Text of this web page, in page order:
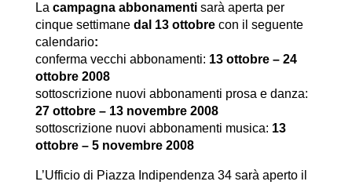
La campagna abbonamenti sarà aperta per
cinque settimane dal 13 ottobrecon il seguente
calendario:
conferma vecchi abbonamenti: 13 ottobre – 24
ottobre 2008
sottoscrizione nuovi abbonamenti prosa e danza:
27 ottobre – 13 novembre 2008
sottoscrizione nuovi abbonamenti musica: 13
ottobre – 5 novembre 2008
L’Ufficio di Piazza Indipendenza 34 sarà aperto il